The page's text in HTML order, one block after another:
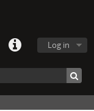
Log in